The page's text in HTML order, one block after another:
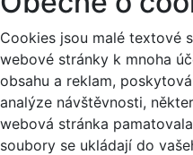
Cookies jsou malé textové
webové stránky k mnoha
obsahu a reklam,
analýze návštěvnosti,
webová stránka
soubory se ukládají do